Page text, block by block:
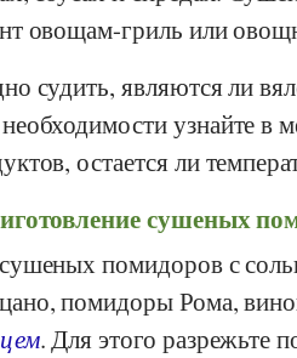
овощам-гриль или
судить, являются ли
узнайте в
остается ли
сушеных
помидоров с
помидоры Рома,
. Для этого разрежьте